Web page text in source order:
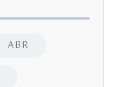
ABR